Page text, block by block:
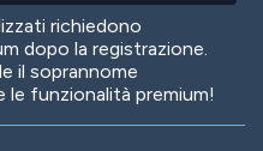
richiedono
dopo la registrazione.
il soprannome
funzionalità premium!